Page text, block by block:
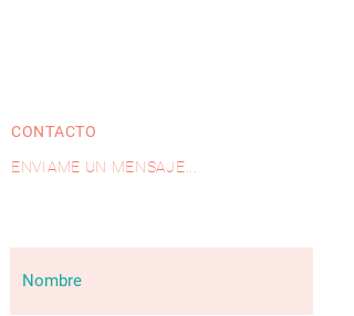
CONTACTO
ENVIAME UN MENSAJE...